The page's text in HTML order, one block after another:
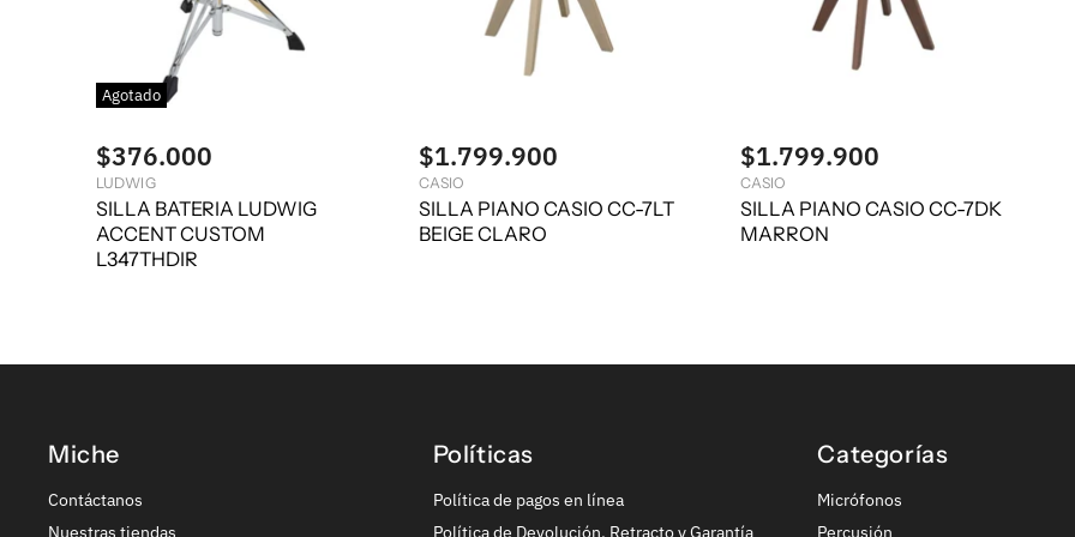
Agotado
$376.000
LUDWIG
SILLA BATERIA LUDWIG
ACCENT CUSTOM
L347THDIR
$1.799.900
CASIO
SILLA PIANO CASIO CC-7LT
BEIGE CLARO
$1.799.900
CASIO
SILLA PIANO CASIO CC-7DK
MARRON
Miche
Contáctanos
Nuestras tiendas
Políticas
Política de pagos en línea
Política de Devolución, Retracto y Garantía
Categorías
Micrófonos
Percusión